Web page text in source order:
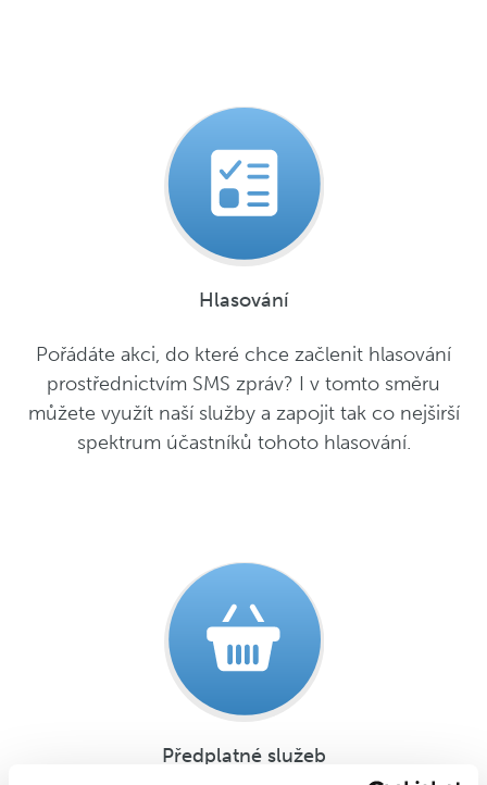
Hlasování
Pořádáte akci, do které chce začlenit hlasování
prostřednictvím SMS zpráv? I v tomto směru
můžete využít naší služby a zapojit tak co nejširší
spektrum účastníků tohoto hlasování.
Předplatné služeb